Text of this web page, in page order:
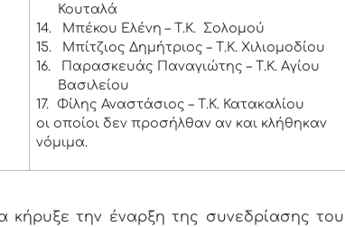
Κουταλά
14.
Μπέκου Ελένη – Τ.Κ. Σολομού
15.
Μπίτζιος Δημήτριος – Τ.Κ. Χιλιομοδίου
16.
Παρασκευάς Παναγιώτης – Τ.Κ. Αγίου
Βασιλείου
17.
Φίλης Αναστάσιος – Τ.Κ. Κατακαλίου
οι οποίοι δεν προσήλθαν αν και κλήθηκαν
νόμιμα.
την έναρξη της συνεδρίασης του